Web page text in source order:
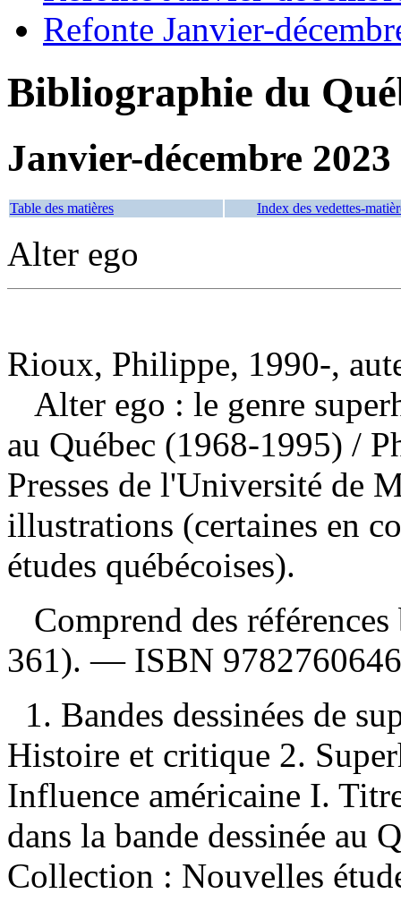
Refonte Janvier-
Bibliographie du
Janvier-décembre 2023
Table des matières Index des vedettes-
Alter ego
Rioux, Philippe, 1990-,
Alter ego : le genre
au Québec (1968-1995) /
Presses de l'Université de
illustrations (certaines en
études québécoises).
Comprend des
361). — ISBN
1. Bandes dessinées de
Histoire et critique 2.
Influence américaine I.
dans la bande dessinée
Collection : Nouvelles